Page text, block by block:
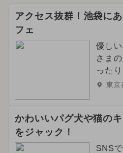
アクセス抜群！池袋に
フェ
優し
さま
ったり
東京
かわいいパグ犬や猫の
をジャック！
SNS